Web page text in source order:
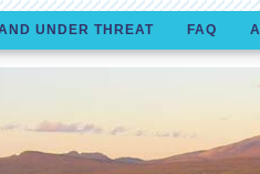
UNDER THREAT FAQ